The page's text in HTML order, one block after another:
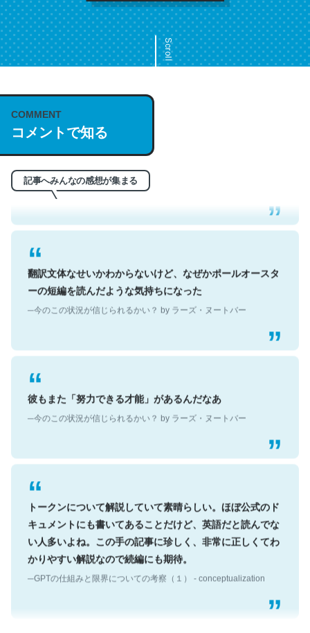
Scroll
COMMENT
コメントで知る
記事へみんなの感想が集まる
これは名文。彼はとてもクレバーなんだろうなと凄く思
う。英語少しでも読める人は原文もお勧め。自分はこの流
れ好き。Let’s Fucking Go. Then Covid hit. Shit.
─今のこの状況が信じられるかい？ by ラーズ・ヌートバー
翻訳文体なせいかわからないけど、なぜかポールオースタ
ーの短編を読んだような気持ちになった
─今のこの状況が信じられるかい？ by ラーズ・ヌートバー
彼もまた「努力できる才能」があるんだなあ
─今のこの状況が信じられるかい？ by ラーズ・ヌートバー
トークンについて解説していて素晴らしい。ほぼ公式のド
キュメントにも書いてあることだけど、英語だと読んでな
い人多いよね。この手の記事に珍しく、非常に正しくてわ
かりやすい解説なので続編にも期待。
─GPTの仕組みと限界についての考察（１） - conceptualization